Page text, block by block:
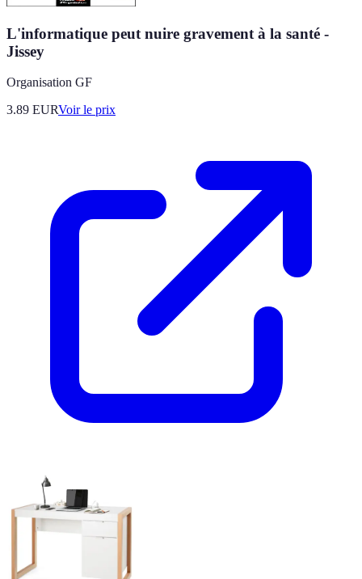
L'informatique peut nuire gravement à la santé -
Jissey
Organisation GF
3.89 EURVoir le prix